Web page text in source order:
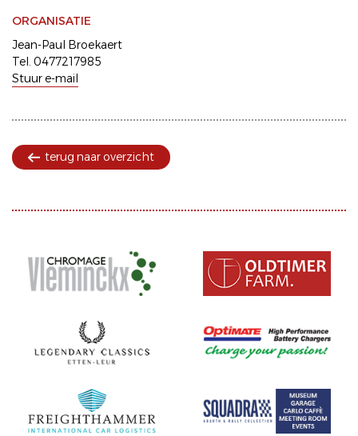
ORGANISATIE
Jean-Paul Broekaert
Tel. 0477217985
Stuur e-mail
terug naar overzicht